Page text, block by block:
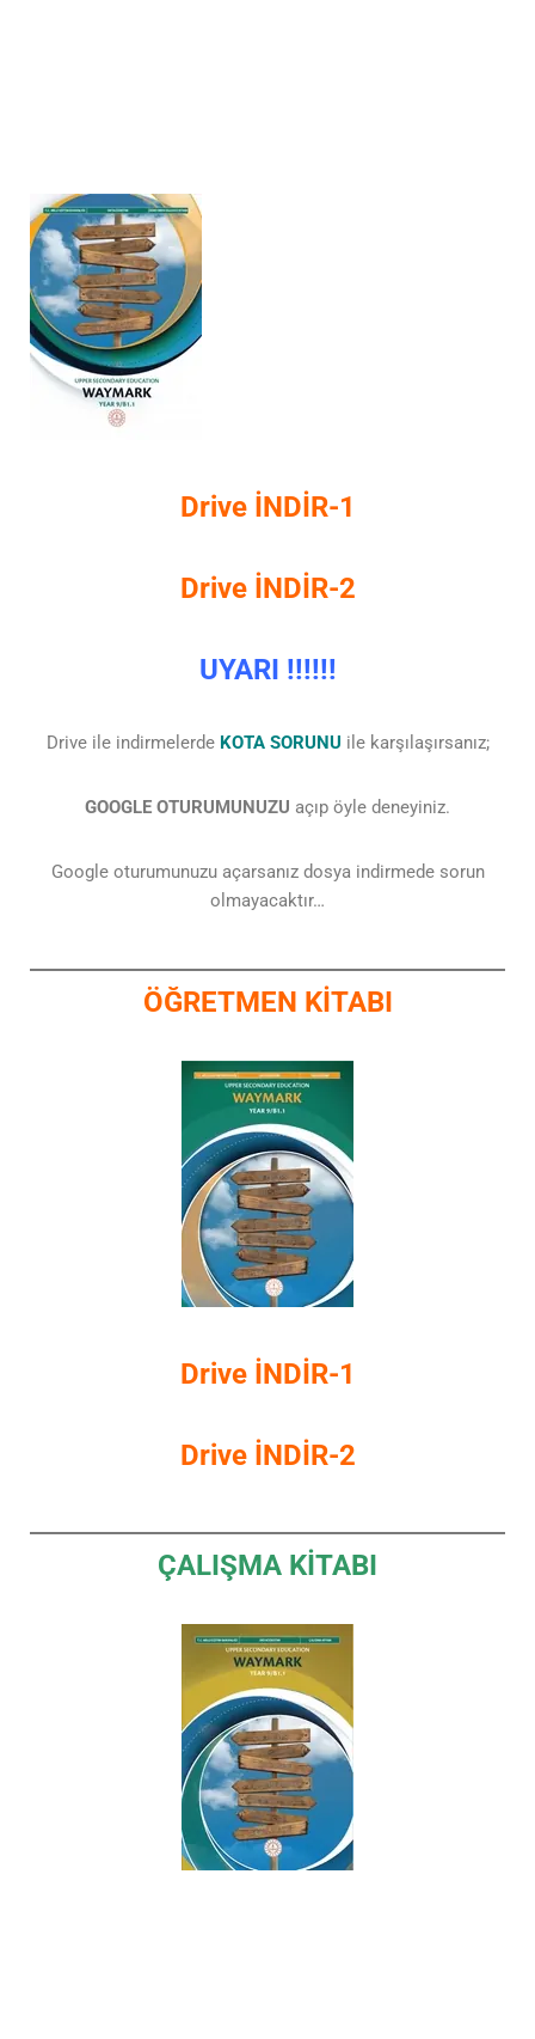
Drive İNDİR-1
Drive İNDİR-2
UYARI !!!!!!
Drive ile indirmelerde KOTA SORUNU ile karşılaşırsanız;
GOOGLE OTURUMUNUZU açıp öyle deneyiniz.
Google oturumunuzu açarsanız dosya indirmede sorun
olmayacaktır…
ÖĞRETMEN KİTABI
Drive İNDİR-1
Drive İNDİR-2
ÇALIŞMA KİTABI